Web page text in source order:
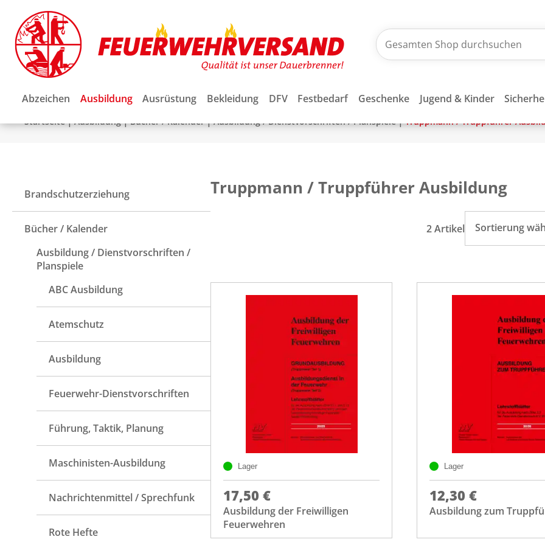
Abzeichen Ausbildung Ausrüstung Bekleidung DFV Festbedarf Geschenke Jugend & Kinder
Startseite|Ausbildung|Bücher / Kalender|Ausbildung / Dienstvorschriften / Planspiele|Truppmann / Truppführer
Brandschutzerziehung
Bücher / Kalender
Ausbildung / Dienstvorschriften /
Planspiele
ABC Ausbildung
Atemschutz
Ausbildung
Feuerwehr-Dienstvorschriften
Führung, Taktik, Planung
Maschinisten-Ausbildung
Nachrichtenmittel / Sprechfunk
Rote Hefte
Truppmann / Truppführer Ausbildung
2 Artikel Sortierung
Lager
17,50 €
Ausbildung der Freiwilligen
Feuerwehren
Lager
12,30 €
Ausbildung zum